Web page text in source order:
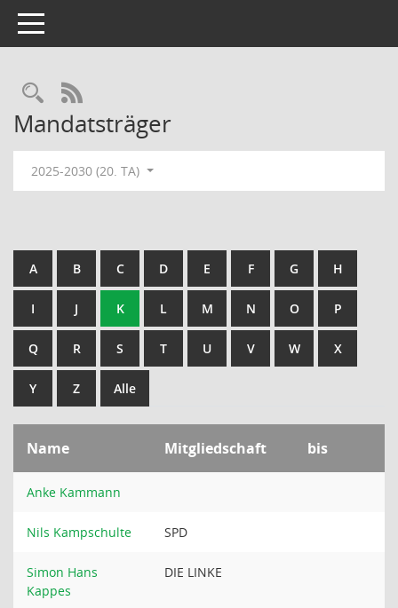
Toggle navigation
Rechercheauswahl
RSS-Feed
Mandatsträger
2025-2030 (20. TA)
A B C D E F G H
I J K L M N O P
Q R S T U V W X
Y Z Alle
Name Mitgliedschaft bis
Anke Kammann
Nils Kampschulte SPD
Simon Hans
Kappes
DIE LINKE